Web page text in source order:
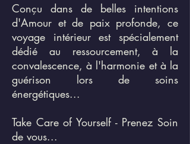
Conçu dans de belles intentions
d'Amour et de paix profonde, ce
voyage intérieur est spécialement
dédié au ressourcement, à la
convalescence, à l'harmonie et à la
guérison lors de soins
énergétiques...
Take Care of Yourself - Prenez Soin
de vous...